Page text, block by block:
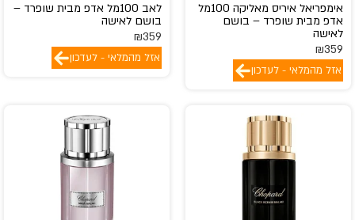
אימפריאל איריס מאליקה 100מל
אדפ מבית שופרד – בושם
לאישה
₪359
אזל מהמלאי - לעדכון
לאב 100מל אדפ מבית שופרד –
בושם לאישה
₪359
אזל מהמלאי - לעדכון